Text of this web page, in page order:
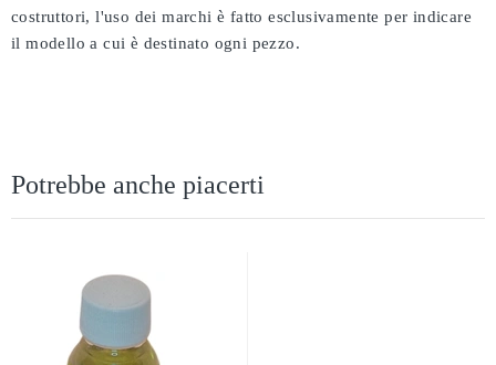
costruttori, l'uso dei marchi è fatto esclusivamente per indicare
il modello a cui è destinato ogni pezzo.
Potrebbe anche piacerti